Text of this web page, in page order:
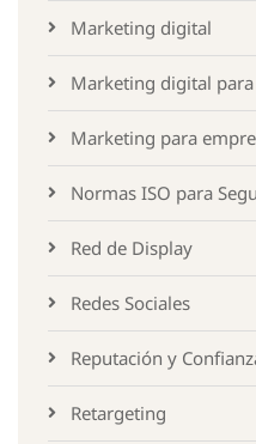
Marketing digital
Marketing digital
Marketing para
Normas ISO para
Red de Display
Redes Sociales
Reputación y
Retargeting